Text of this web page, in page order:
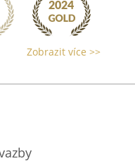
Zobrazit více >>